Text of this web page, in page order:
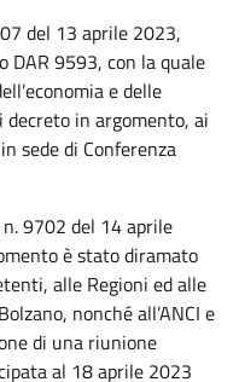
del 13 aprile 2023,
DAR 9593, con la quale
e delle
decreto in argomento, ai
sede di Conferenza
9702 del 14 aprile
è stato diramato
alle Regioni ed alle
nonché all’ANCI e
di una riunione
al 18 aprile 2023